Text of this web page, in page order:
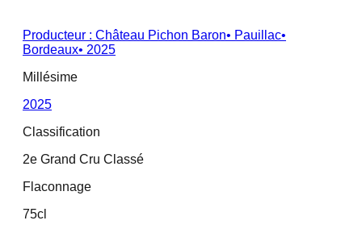
Producteur : Château Pichon Baron• Pauillac•
Bordeaux• 2025
Millésime
2025
Classification
2e Grand Cru Classé
Flaconnage
75cl